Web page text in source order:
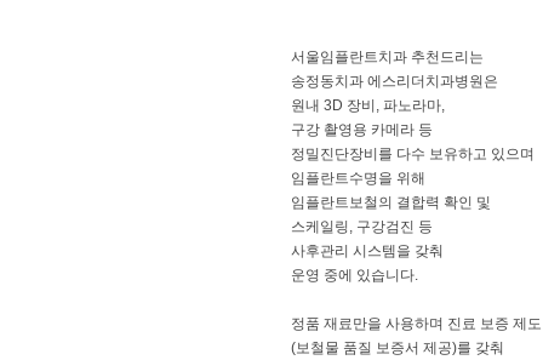
서울임플란트치과 추천드리는
송정동치과 에스리더치과병원은
원내 3D 장비, 파노라마,
구강 촬영용 카메라 등
정밀진단장비를 다수 보유하고 있으며
임플란트수명을 위해
임플란트보철의 결합력 확인 및
스케일링, 구강검진 등
사후관리 시스템을 갖춰
운영 중에 있습니다.
정품 재료만을 사용하며 진료 보증 제도
(보철물 품질 보증서 제공)를 갖춰